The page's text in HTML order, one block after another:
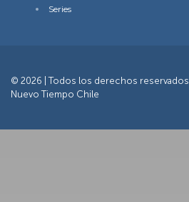
Series
© 2026 | Todos los derechos reservados
Nuevo Tiempo Chile